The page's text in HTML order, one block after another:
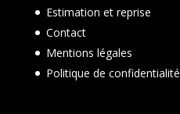
Estimation et reprise
Contact
Mentions légales
Politique de confidentialité